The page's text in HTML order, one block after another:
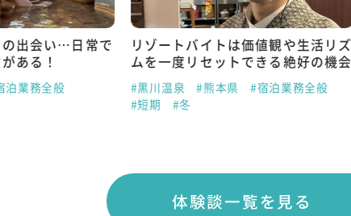
出会い…日常で
ある！
泊業務全般
リゾートバイトは価値観や生活リズ
ムを一度リセットできる絶好の機会
#黒川温泉 #熊本県
#宿泊業務全般
#短期
#冬
体験談一覧を見る